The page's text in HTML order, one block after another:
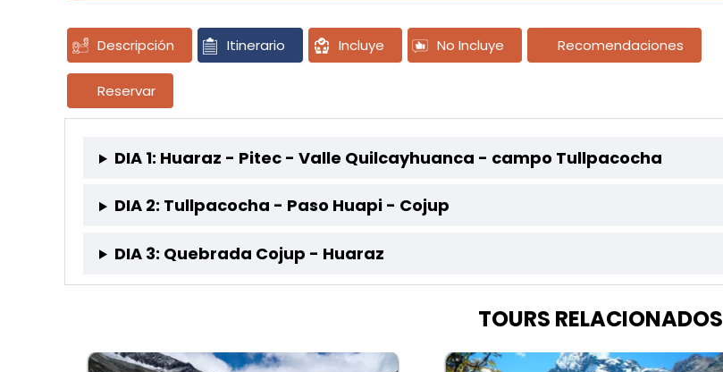
Descripción Itinerario Incluye No Incluye Recomendaciones
Reservar
DIA 1: Huaraz - Pitec - Valle Quilcayhuanca - campo Tullpacocha
DIA 2: Tullpacocha - Paso Huapi - Cojup
DIA 3: Quebrada Cojup - Huaraz
TOURS RELACIONADOS